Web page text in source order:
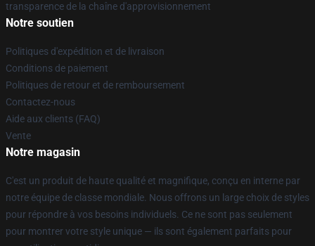
transparence de la chaîne d'approvisionnement
Notre soutien
Politiques d'expédition et de livraison
Conditions de paiement
Politiques de retour et de remboursement
Contactez-nous
Aide aux clients (FAQ)
Vente
Notre magasin
C'est un produit de haute qualité et magnifique, conçu en interne par
notre équipe de classe mondiale. Nous offrons un large choix de styles
pour répondre à vos besoins individuels. Ce ne sont pas seulement
pour montrer votre style unique — ils sont également parfaits pour